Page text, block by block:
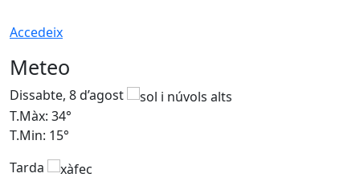
Accedeix
Meteo
Dissabte, 8 d’agost
T.Màx: 34°
T.Min: 15°
Tarda